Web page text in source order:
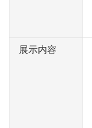
展示内容